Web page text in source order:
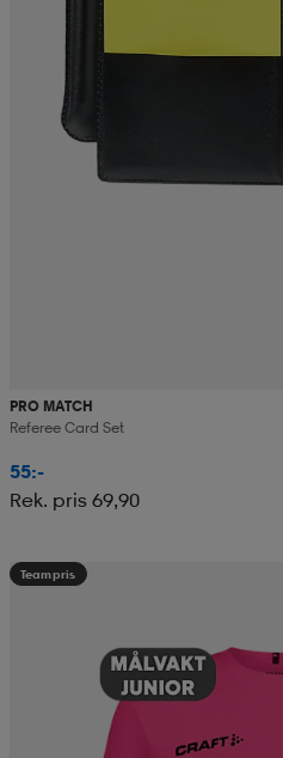
PRO MATCH
Referee Card Set
55:-
Rek. pris 69,90
Teampris